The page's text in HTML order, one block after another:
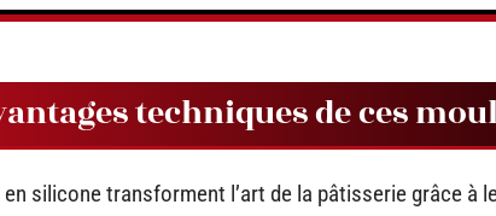
techniques de ces
silicone transforment l’art de la pâtisserie grâce à